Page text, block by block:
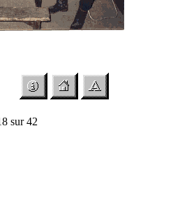
sur 42